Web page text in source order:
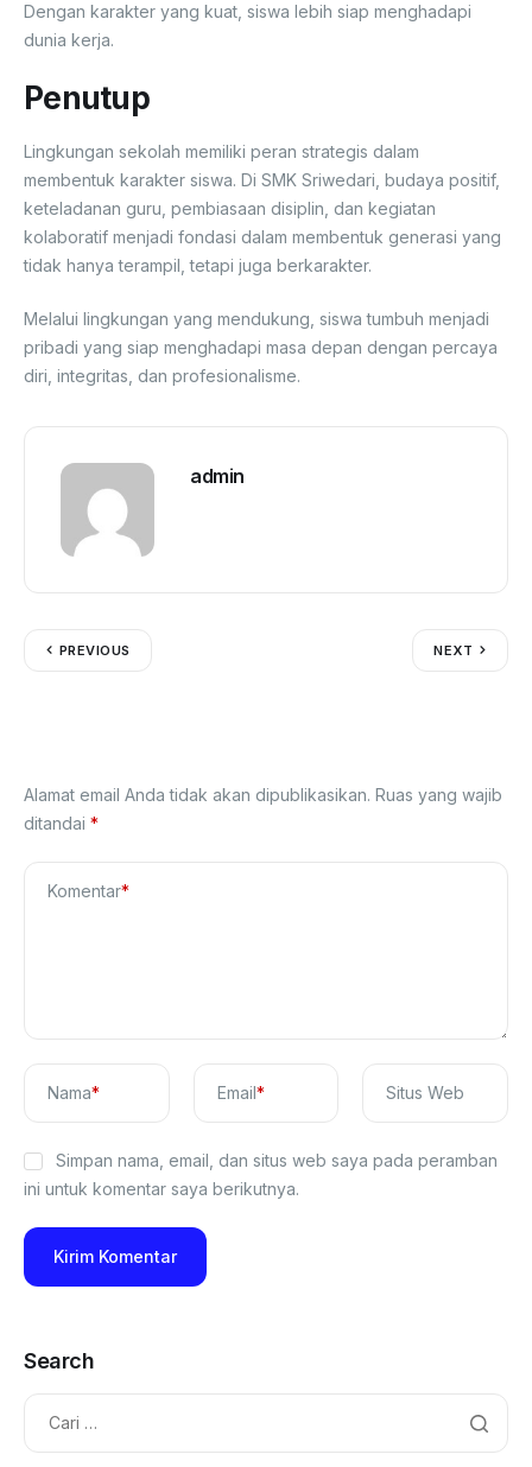
Dengan karakter yang kuat, siswa lebih siap menghadapi
dunia kerja.
Penutup
Lingkungan sekolah memiliki peran strategis dalam
membentuk karakter siswa. Di SMK Sriwedari, budaya positif,
keteladanan guru, pembiasaan disiplin, dan kegiatan
kolaboratif menjadi fondasi dalam membentuk generasi yang
tidak hanya terampil, tetapi juga berkarakter.
Melalui lingkungan yang mendukung, siswa tumbuh menjadi
pribadi yang siap menghadapi masa depan dengan percaya
diri, integritas, dan profesionalisme.
admin
PREVIOUS NEXT
Alamat email Anda tidak akan dipublikasikan. Ruas yang wajib
ditandai *
Komentar*
Nama* Email* Situs Web
Simpan nama, email, dan situs web saya pada peramban
ini untuk komentar saya berikutnya.
Search